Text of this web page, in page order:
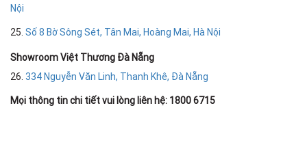
Nội
25. Số 8 Bờ Sông Sét, Tân Mai, Hoàng Mai, Hà Nội
Showroom Việt Thương Đà Nẵng
26. 334 Nguyễn Văn Linh, Thanh Khê, Đà Nẵng
Mọi thông tin chi tiết vui lòng liên hệ: 1800 6715